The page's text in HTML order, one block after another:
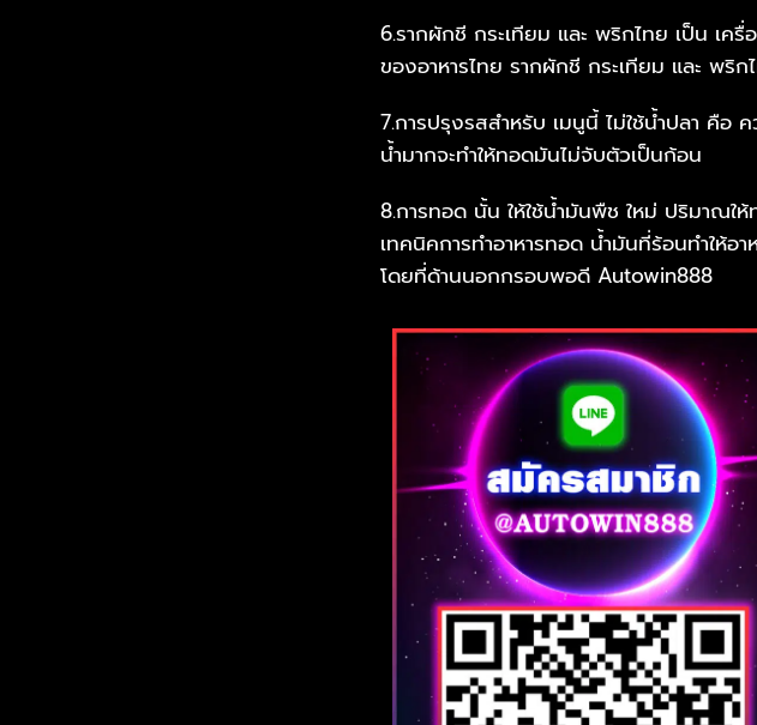
6.รากผักชี กระเทียม และ พริกไทย เป็น เ
ของอาหารไทย รากผักชี กระเทียม และ พริก
7.การปรุงรสสำหรับ เมนูนี้ ไม่ใช้น้ำปลา คือ
น้ำมากจะทำให้ทอดมันไม่จับตัวเป็นก้อน
8.การทอด นั้น ให้ใช้น้ำมันพืช ใหม่ ปริมาณใ
เทคนิคการทำอาหารทอด น้ำมันที่ร้อนทำให้อ
โดยที่ด้านนอกกรอบพอดี Autowin888